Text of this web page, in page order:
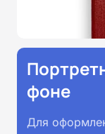
фоне
Для